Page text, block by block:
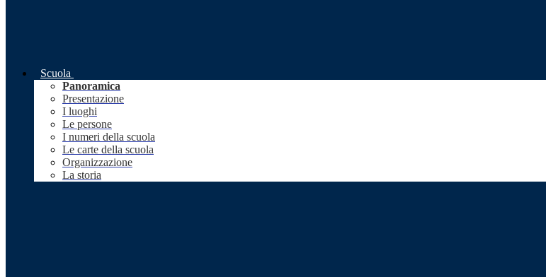
Scuola
Panoramica
Presentazione
I luoghi
Le persone
I numeri della scuola
Le carte della scuola
Organizzazione
La storia